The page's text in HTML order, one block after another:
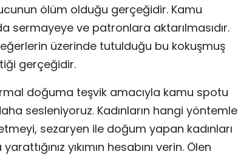
ölüm olduğu gerçeğidir. Kamu
sermayeye ve patronlara aktarılmasıdır.
üzerinde tutulduğu bu kokuşmuş
gerçeğidir.
doğuma teşvik amacıyla kamu spotu
sesleniyoruz. Kadınların hangi yöntemle
sezaryen ile doğum yapan kadınları
yıkımın hesabını verin. Ölen